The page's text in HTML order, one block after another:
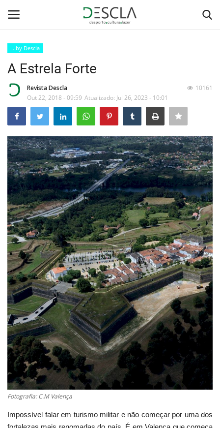
Home
...by Descla
Desporto
Contactos
Sobre Nós
Educação
Estatuto Editorial
Saúde
Ficha técnica
Cultura
Lazer
Ambiente
...by Descla
A Estrela Forte
Revista Descla
Out 22, 2018 - 09:59 Atualizado: Jul 26, 2023 - 10:01
10161
Fotografia: C.M Valença
Impossível falar em turismo militar e não começar por uma dos